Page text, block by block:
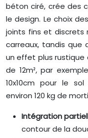
béton ciré, crée des
le design. Le choix
joints fins et
carreaux, tandis que
un effet plus rustique
de 12m², par
10x10cm pour le
environ 120 kg de
Intégration
contour de la